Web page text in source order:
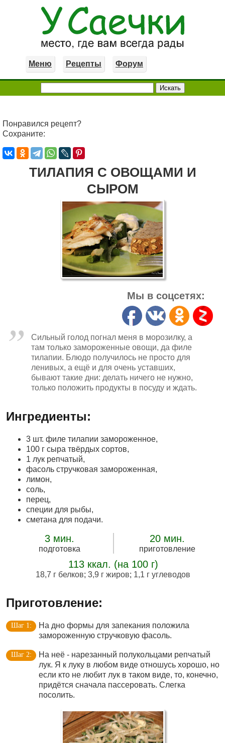
Меню Рецепты Форум
Понравился рецепт?
Сохраните:
ТИЛАПИЯ С ОВОЩАМИ И
СЫРОМ
Мы в соцсетях:
Сильный голод погнал меня в морозилку, а
там только замороженные овощи, да филе
тилапии. Блюдо получилось не просто для
ленивых, а ещё и для очень уставших,
бывают такие дни: делать ничего не нужно,
только положить продукты в посуду и ждать.
Ингредиенты:
3 шт. филе тилапии замороженное,
100 г сыра твёрдых сортов,
1 лук репчатый,
фасоль стручковая замороженная,
лимон,
соль,
перец,
специи для рыбы,
сметана для подачи.
3 мин.
подготовка
20 мин.
приготовление
113 ккал. (на 100 г)
18,7 г белков; 3,9 г жиров; 1,1 г углеводов
Приготовление:
На дно формы для запекания положила
замороженную стручковую фасоль.
На неё - нарезанный полукольцами репчатый
лук. Я к луку в любом виде отношусь хорошо, но
если кто не любит лук в таком виде, то, конечно,
придётся сначала пассеровать. Слегка
посолить.